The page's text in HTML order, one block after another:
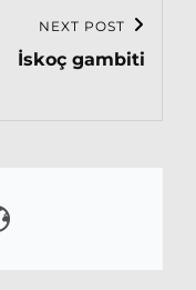
NEXT POST
İskoç gambiti
in/sirkeci/channel/
www.instagram.com/